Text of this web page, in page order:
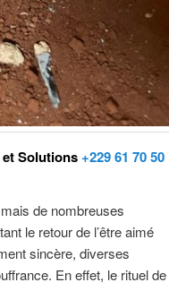
et Solutions+229 61 70 50
de nombreuses
le retour de l’être aimé
sincère, diverses
En effet, le rituel de